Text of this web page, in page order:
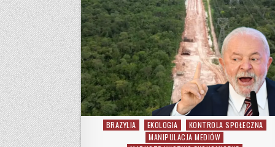
Posted in
BRAZYLIA EKOLOGIA
KONTROLA SPOŁECZNA
MANIPULACJA MEDIÓW